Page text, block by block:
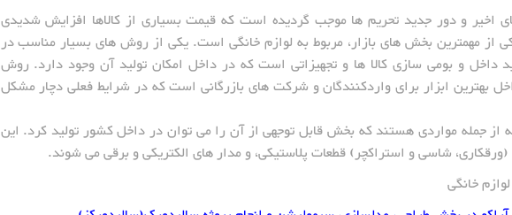
اخیر و دور جدید تحریم ها موجب گردیده است که قیمت بسیاری از کالاها افزایش شدیدی
از مهمترین بخش های بازار، مربوط به لوازم خانگی است. یکی از روش های بسیار مناسب در
داخل و بومی سازی کالا ها و تجهیزاتی است که در داخل امکان تولید آن وجود دارد. روش
ابزار برای واردکنندگان و شرکت های بازرگانی است که در شرایط فعلی دچار مشکل
از جمله مواردی هستند که بخش قابل توجهی از آن را می توان در داخل کشور تولید کرد. این
شاسی و استراکچر) قطعات پلاستیکی، و مدار های الکتریکی و برقی می شوند.